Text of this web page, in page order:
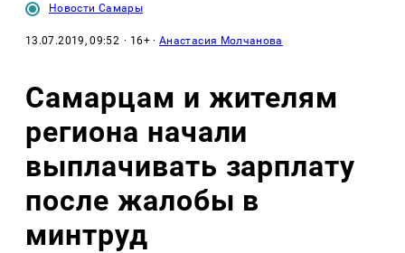
Новости Самары
13.07.2019, 09:52 · 16+ ·Анастасия Молчанова
Самарцам и жителям
региона начали
выплачивать зарплату
после жалобы в
минтруд